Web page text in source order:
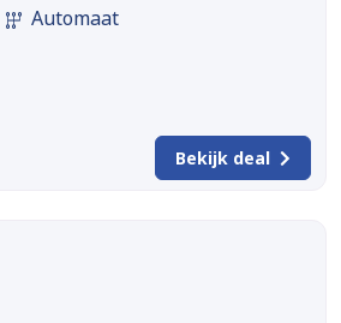
Automaat
Bekijk deal